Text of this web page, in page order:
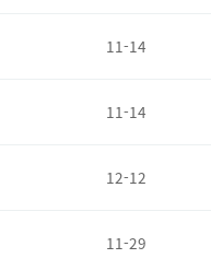
11-14
11-14
12-12
11-29